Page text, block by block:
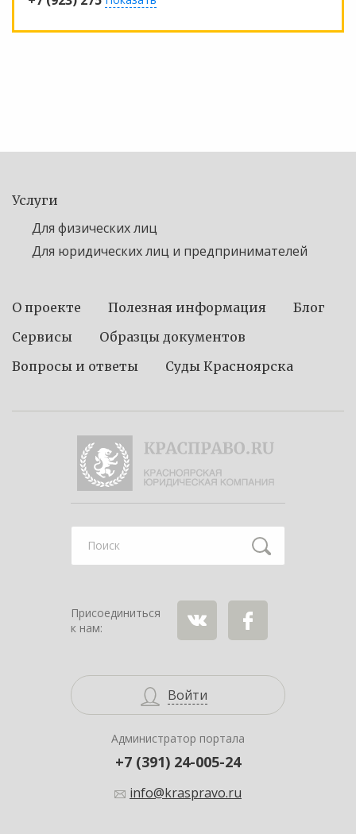
Услуги
Для физических лиц
Для юридических лиц и предпринимателей
О проекте Полезная информация
Блог
Сервисы
Образцы документов
Вопросы и ответы
Суды Красноярска
Присоединиться
к нам:
Войти
Администратор портала
+7 (391) 24-005-24
info@kraspravo.ru